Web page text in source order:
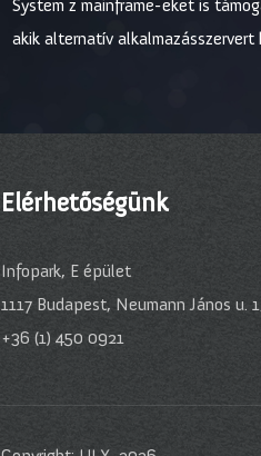
System z mainframe-eket is
akik alternatív alkalmazásszervert
Elérhetőségünk
Infopark, E épület
1117 Budapest, Neumann János u.
+36 (1) 450 0921